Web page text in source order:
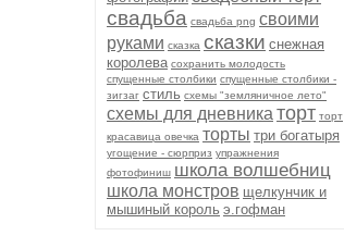
свадьба свадьба png своими
руками сказка сказки снежная
королева сохранить молодость
спущенные столбики спущенные столбики -
зигзаг стиль схемы "земляничное лето"
схемы для дневника торт торт
красавица овечка торты три богатыря
угощение - сюрприз упражнения
фотофиниш школа волшебниц
школа монстров щелкунчик и
мышиный король э.гофман